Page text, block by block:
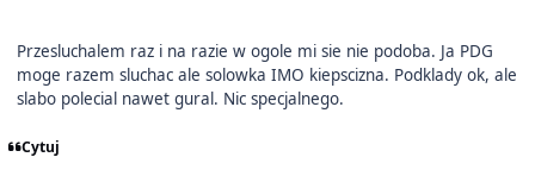
Przesluchalem raz i na razie w ogole mi sie nie podoba. Ja PDG
moge razem sluchac ale solowka IMO kiepscizna. Podklady ok, ale
slabo polecial nawet gural. Nic specjalnego.
Cytuj